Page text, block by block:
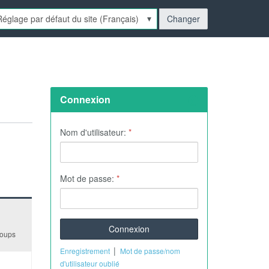
Changer
Connexion
Nom d'utilisateur: *
Mot de passe: *
Enregistrement | Mot de passe/nom
d'utilisateur oublié